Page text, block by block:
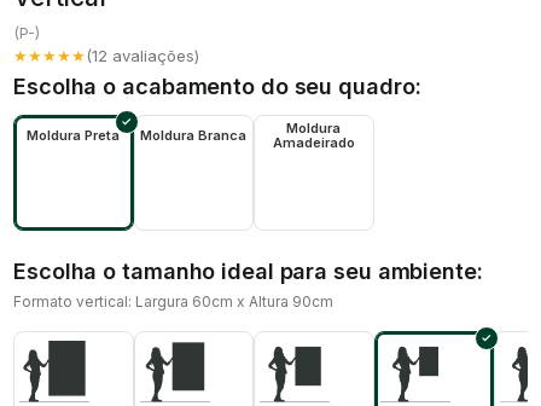
(P-)
★★★★★(12 avaliações)
Escolha o acabamento do seu quadro:
Moldura Preta Moldura Branca
Moldura
Amadeirado
Escolha o tamanho ideal para seu ambiente:
Formato vertical: Largura 60cm x Altura 90cm